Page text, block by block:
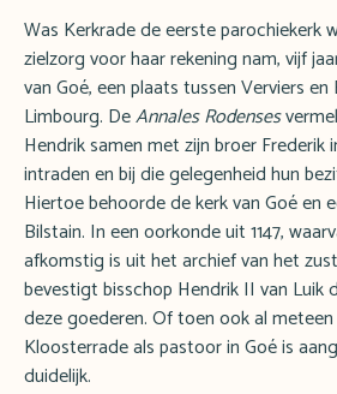
Was Kerkrade de eerste parochiekerk
zielzorg voor haar rekening nam, vijf
van Goé, een plaats tussen Verviers en
Limbourg. DeAnnales Rodenses
Hendrik samen met zijn broer Frederik
intraden en bij die gelegenheid hun
Hiertoe behoorde de kerk van Goé en
Bilstain. In een oorkonde uit 1147,
afkomstig is uit het archief van het
bevestigt bisschop Hendrik II van Luik
deze goederen. Of toen ook al
Kloosterrade als pastoor in Goé is
duidelijk.